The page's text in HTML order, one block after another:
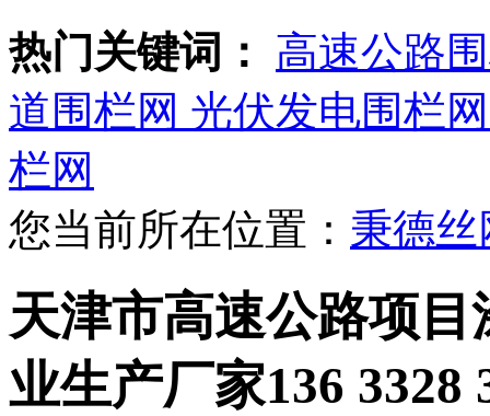
热门关键词：
高速公路
道围栏网 光伏发电围栏网
栏网
您当前所在位置： 秉德
天津市高速公路项
业生产厂家136 3328